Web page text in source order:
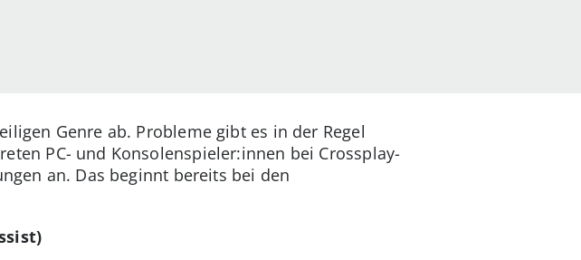
Genre ab. Probleme gibt es in der Regel
PC- und Konsolenspieler:innen bei Crossplay-
an. Das beginnt bereits bei den